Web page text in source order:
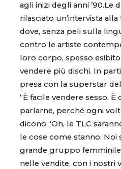
agli inizi degli anni ’90.Le
rilasciato un’intervista
dove, senza peli sulla
contro le artiste
loro corpo, spesso
vendere più dischi. In
presa con la superstar
“È facile vendere sesso.
parlarne, perché ogni
dicono “Oh, le TLC
le cose come stanno. Noi
grande gruppo
nelle vendite, con i nostri